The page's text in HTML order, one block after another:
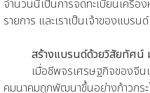
จำนวนนี้เป็นการจดทะเบียนเครื่อ
รายการ และเราเป็นเจ้าของแบร
สร้างแบรนด์ด้วยวิสัยทัศน์
เมื่อชีพจรเศรษฐกิจของจีน
คมนาคมถูกพัฒนาขึ้นอย่างก้าวกระ